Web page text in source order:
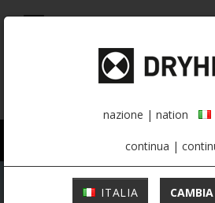
DONNA
nazione | nation
continua |
ITALIA